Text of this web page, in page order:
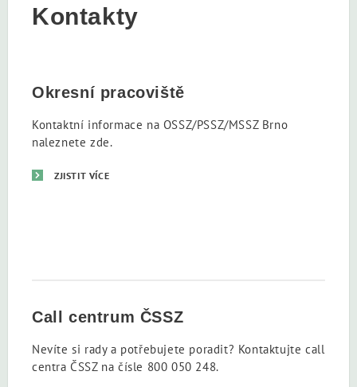
Kontakty
Okresní pracoviště
Kontaktní informace na OSSZ/PSSZ/MSSZ Brno
naleznete zde.
ZJISTIT VÍCE
Call centrum ČSSZ
Nevíte si rady a potřebujete poradit? Kontaktujte call
centra ČSSZ na čísle 800 050 248.